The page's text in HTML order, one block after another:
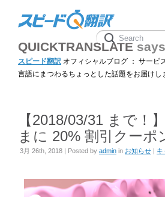
QUICKTRANSLATE
スピード翻訳 オフィシャルブログ ： サービ
言語にまつわるちょっとした話題をお届けし
【2018/03/31 まで！
まに 20% 割引クー
3月 26th, 2018 | Posted by admin in お知らせ | キ